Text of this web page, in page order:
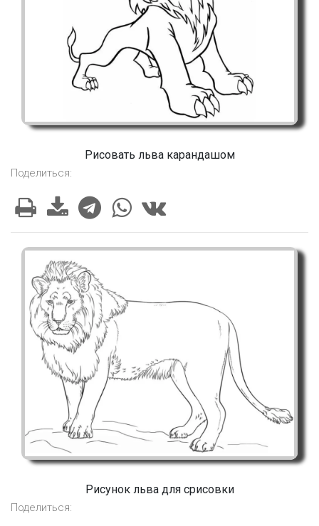
Рисовать льва карандашом
Поделиться:
Рисунок льва для срисовки
Поделиться: